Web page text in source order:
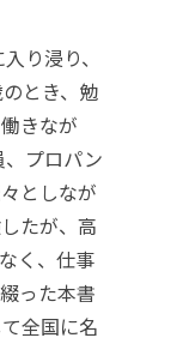
り浸り、
とき、勉
きなが
プロパン
としなが
たが、高
く、仕事
った本書
全国に名